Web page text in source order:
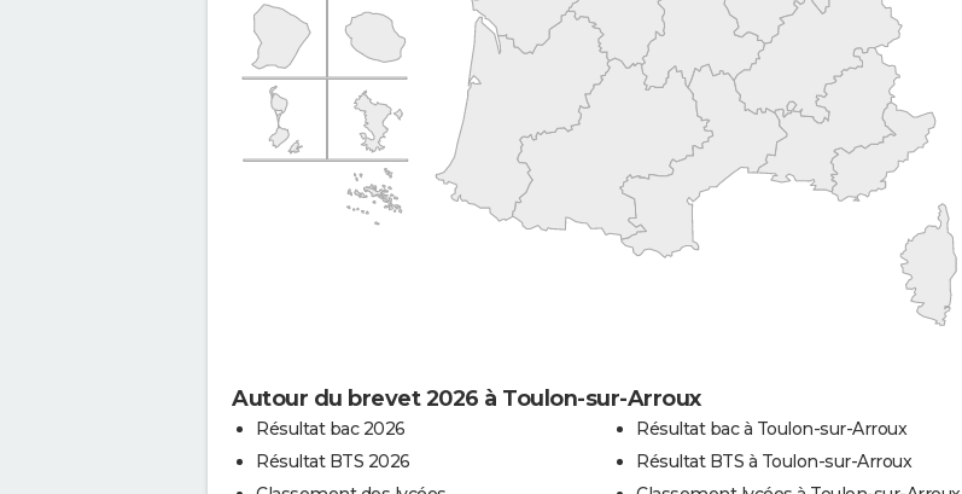
Autour du brevet 2026 à Toulon-sur-Arroux
Résultat bac 2026
Résultat BTS 2026
Résultat bac à Toulon-sur-Arroux
Résultat BTS à Toulon-sur-Arroux